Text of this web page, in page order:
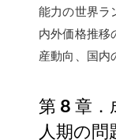
能力の世界ラ
内外価格推移
産動向、国内
第 8 章
人期の